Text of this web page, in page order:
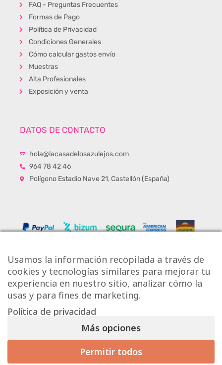
FAQ - Preguntas Frecuentes
Formas de Pago
Política de Privacidad
Condiciones Generales
Cómo calcular gastos envío
Muestras
Alta Profesionales
Exposición y venta
DATOS DE CONTACTO
hola@lacasadelosazulejos.com
964 78 42 46
Polígono Estadio Nave 21, Castellón (España)
Copyright © Onlytiles S.L.
La Casa de los Azulejos ®
Diseño Web
Usamos la información recopilada a través de
cookies y tecnologías similares para mejorar tu
experiencia en nuestro sitio, analizar cómo la
usas y para fines de marketing.
Política de privacidad
Más opciones
Permitir todos